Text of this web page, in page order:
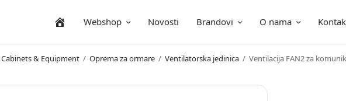
NaslovnicaWebshop Novosti Brandovi O nama
& Equipment / Oprema za ormare / Ventilatorska jedinica / Ventilacija FAN2 za